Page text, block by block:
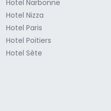
Hotel Narbonne
Hotel Nizza
Hotel Paris
Hotel Poitiers
Hotel Sète